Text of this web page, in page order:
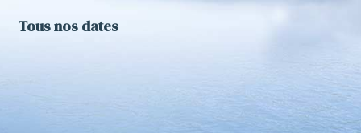
Tous nos dates